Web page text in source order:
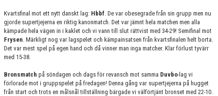
Kvartsfinal mot ett nytt danskt lag: Hbbf. De var obesegrade från sin grupp men nu
gjorde supertjejerna en riktig kanonmatch. Det var jämnt hela matchen men alla
kämpade hela vägen in i kaklet och vi vann till slut rättvist med 34-29! Semifinal mot
Frysen. Märkligt nog var lagspelet och kämpainsatsen från kvartsfinalen helt borta.
Det var mest spel på egen hand och då vinner man inga matcher. Klar förlust tyvärr
med 15-38.
Bronsmatch på söndagen och dags för revansch mot samma Duvbo-lag vi
förlorade mot i gruppspelet på fredagen! Denna gång var supertjejerna på hugget
från start och trots en målsnål tillställning bärgade vi välförtjänt bronset med 22-10.